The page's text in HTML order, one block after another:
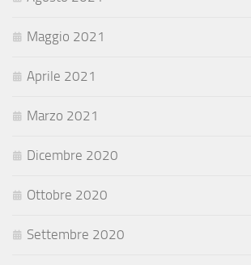
Maggio 2021
Aprile 2021
Marzo 2021
Dicembre 2020
Ottobre 2020
Settembre 2020